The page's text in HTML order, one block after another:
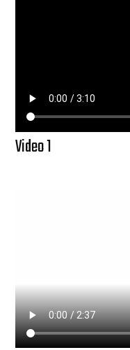
Video 1